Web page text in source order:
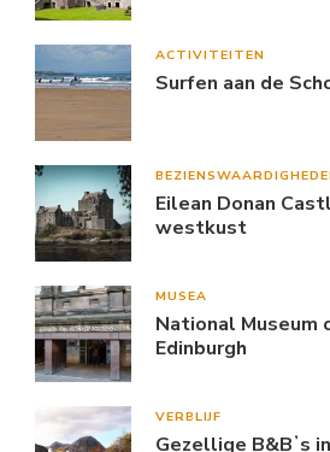
ACTIVITEITEN
Surfen aan de
Eilean Donan
westkust
MUSEA
National Museum
Edinburgh
VERBLIJF
Gezellige B&Bʼs